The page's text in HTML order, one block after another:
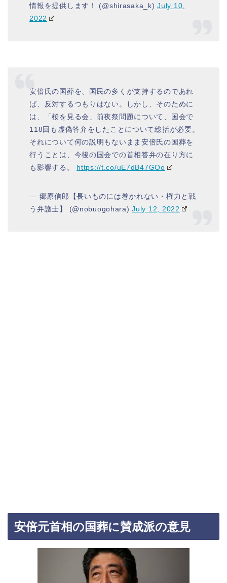
情報を提供します！ (@shirasaka_k)July 10,
2022
安倍氏の国葬を、国民の多くが支持するのであれ
ば、反対するつもりはない。しかし、そのために
は、「桜を見る会」前夜祭問題について、国会で
118回も虚偽答弁をしたことについて総括が必要。
それについて何の説明もないまま安倍氏の国葬を
行うことは、今後の国会での首相答弁の在り方に
も影響する。 https://t.co/uE7dB47GOo
— 郷原信郎【長いものには巻かれない・権力と戦
う弁護士】 (@nobuogohara)July 12, 2022
安倍元首相の国葬に賛成派の意見